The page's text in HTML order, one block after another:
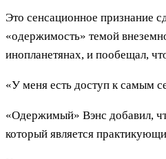
Это сенсационное признание
«одержимость» темой
инопланетянах, и пообещал,
«У меня есть доступ к самым
«Одержимый» Вэнс добавил,
который является